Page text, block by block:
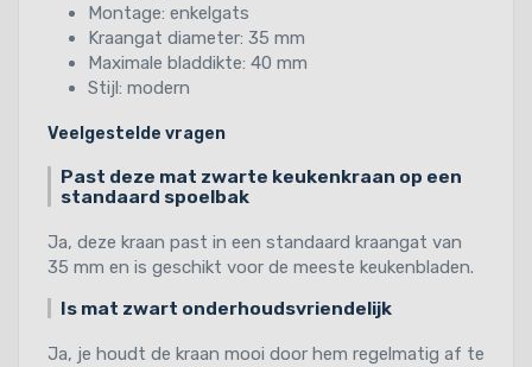
Montage: enkelgats
Kraangat diameter: 35 mm
Maximale bladdikte: 40 mm
Stijl: modern
Veelgestelde vragen
Past deze mat zwarte keukenkraan op een
standaard spoelbak
Ja, deze kraan past in een standaard kraangat van
35 mm en is geschikt voor de meeste keukenbladen.
Is mat zwart onderhoudsvriendelijk
Ja, je houdt de kraan mooi door hem regelmatig af te